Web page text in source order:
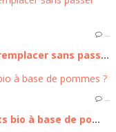
Écran iPhone 16 cassé ? Comment le remplacer sans passer par un professionnel
…
Comment sont fabriqués les pétillants bio à base de pommes ?